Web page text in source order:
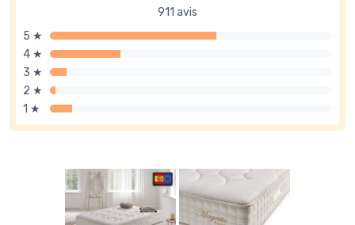
911 avis
5 ★
4 ★
3 ★
2 ★
1 ★